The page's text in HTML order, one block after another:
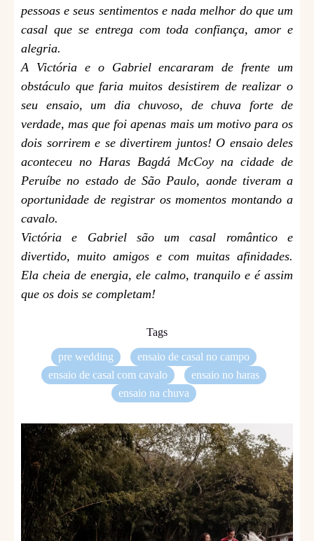
pessoas e seus sentimentos e nada melhor do que um
casal que se entrega com toda confiança, amor e
alegria.
A Victória e o Gabriel encararam de frente um
obstáculo que faria muitos desistirem de realizar o
seu ensaio, um dia chuvoso, de chuva forte de
verdade, mas que foi apenas mais um motivo para os
dois sorrirem e se divertirem juntos! O ensaio deles
aconteceu no Haras Bagdá McCoy na cidade de
Peruíbe no estado de São Paulo, aonde tiveram a
oportunidade de registrar os momentos montando a
cavalo.
Victória e Gabriel são um casal romântico e
divertido, muito amigos e com muitas afinidades.
Ela cheia de energia, ele calmo, tranquilo e é assim
que os dois se completam!
Tags
pre wedding
ensaio de casal no campo
ensaio de casal com cavalo
ensaio no haras
ensaio na chuva